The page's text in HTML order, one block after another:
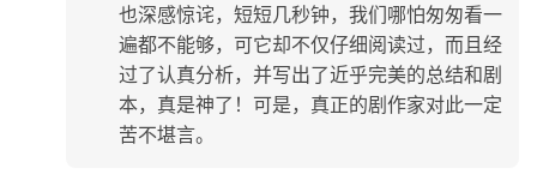
也深感惊诧，短短几秒钟，我们哪怕匆匆看一
遍都不能够，可它却不仅仔细阅读过，而且经
过了认真分析，并写出了近乎完美的总结和剧
本，真是神了！可是，真正的剧作家对此一定
苦不堪言。